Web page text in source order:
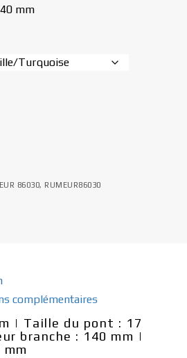
mm
86030, RUMEUR86030
complémentaires
| Taille du pont : 17
branche : 140 mm |